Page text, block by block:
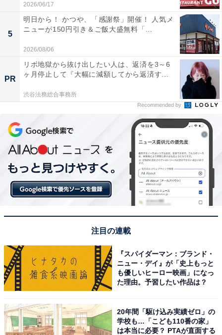
【追加予約販売（受注生産）開始のお知らせ】
吉野家公式通販ショップ『ドラクエウォークコラボ
■受付期間：7/7(火)12時～7/15(水)20時まで
受付開始直後はアクセスの集中が予想されます。…
pic.twitter.com/It1Pizb7XL
— 吉野家 (@yoshinoyagyudon)
丼 各2袋 / 紅生姜 1袋) 冷凍パウチ どんぶり 詰め合わせ
Amazonで見る
次ページ
吉野家公式Xのほかの投稿も見
る！
2026/06/17
5
明日から！ かつや、「感謝祭」開催！ 人気メ
ニューが150円引き＆ご飯大盛無料「...
2026/08/06
PR
リボ地獄から抜け出したい人は、返済を3～6
ヶ月停止して『大幅に減額してから返済す...
渋谷法務総合事務所
Recommended by
注目の連載
『スパイダーマン：ブランド・
ニュー・デイ』が「史上もっと
も優しいヒーロー映画」になっ
た理由。予習したい作品は？
20年間「駆け込み実績ゼロ」の
学校も…「こども110番の家」
は本当に必要？ PTAが直面する